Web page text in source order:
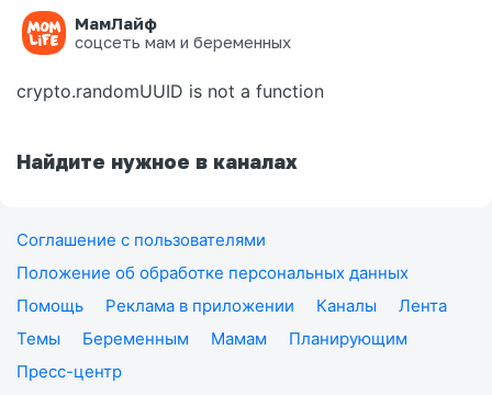
МамЛайф
соцсеть мам и беременных
Ошибка на странице
crypto.randomUUID is not a function
Найдите нужное в каналах
Соглашение с пользователями
Положение об обработке персональных данных
Помощь
Реклама в приложении Каналы
Лента
Темы
Беременным Мамам
Планирующим
Пресс-центр